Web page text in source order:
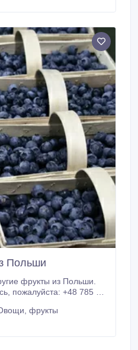
Польши
фрукты из Польши.
71
фрукты